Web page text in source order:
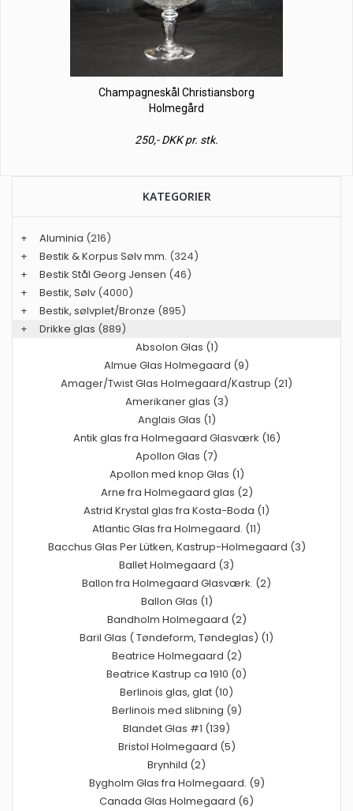
Champagneskål Christiansborg
Holmegård
250,- DKK pr. stk.
KATEGORIER
+ Aluminia (216)
+
Bestik & Korpus Sølv mm. (324)
+
Bestik Stål Georg Jensen (46)
+
Bestik, Sølv (4000)
+
Bestik, sølvplet/Bronze (895)
+
Drikke glas (889)
Absolon Glas (1)
Almue Glas Holmegaard (9)
Amager/Twist Glas Holmegaard/Kastrup (21)
Amerikaner glas (3)
Anglais Glas (1)
Antik glas fra Holmegaard Glasværk (16)
Apollon Glas (7)
Apollon med knop Glas (1)
Arne fra Holmegaard glas (2)
Astrid Krystal glas fra Kosta-Boda (1)
Atlantic Glas fra Holmegaard. (11)
Bacchus Glas Per Lütken, Kastrup-Holmegaard (3)
Ballet Holmegaard (3)
Ballon fra Holmegaard Glasværk. (2)
Ballon Glas (1)
Bandholm Holmegaard (2)
Baril Glas ( Tøndeform, Tøndeglas) (1)
Beatrice Holmegaard (2)
Beatrice Kastrup ca 1910 (0)
Berlinois glas, glat (10)
Berlinois med slibning (9)
Blandet Glas #1 (139)
Bristol Holmegaard (5)
Brynhild (2)
Bygholm Glas fra Holmegaard. (9)
Canada Glas Holmegaard (6)